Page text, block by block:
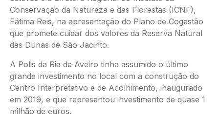
Conservação da Natureza e das Florestas (ICNF),
Fátima Reis, na apresentação do Plano de Cogestão
que promete cuidar dos valores da Reserva Natural
das Dunas de São Jacinto.
A Polis da Ria de Aveiro tinha assumido o último
grande investimento no local com a construção do
Centro Interpretativo e de Acolhimento, inaugurado
em 2019, e que representou investimento de quase 1
milhão de euros.